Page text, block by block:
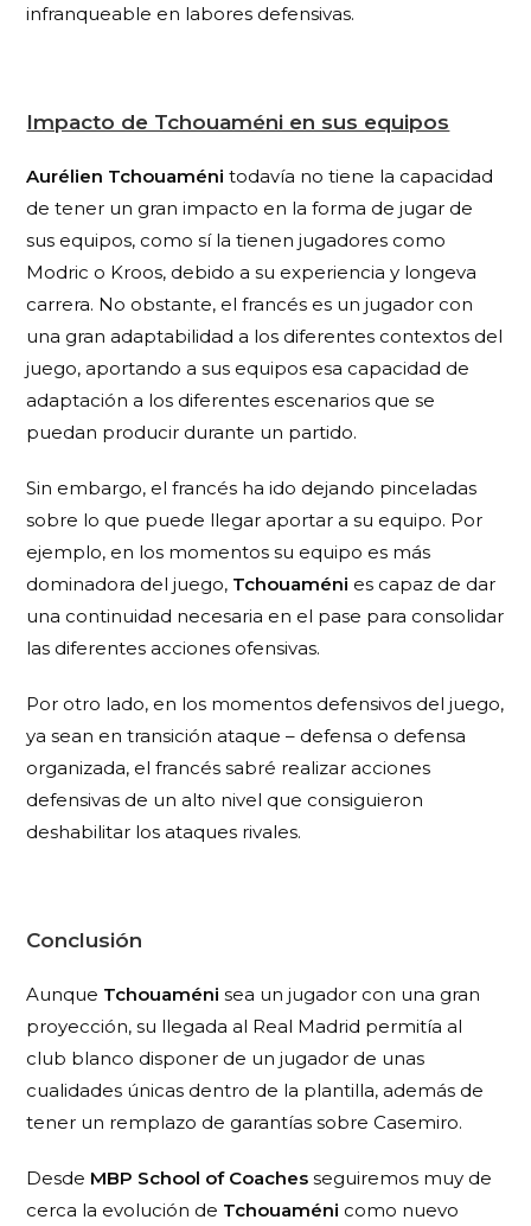
infranqueable en labores defensivas.
Impacto de Tchouaméni en sus equipos
Aurélien Tchouaméni todavía no tiene la capacidad
de tener un gran impacto en la forma de jugar de
sus equipos, como sí la tienen jugadores como
Modric o Kroos, debido a su experiencia y longeva
carrera. No obstante, el francés es un jugador con
una gran adaptabilidad a los diferentes contextos del
juego, aportando a sus equipos esa capacidad de
adaptación a los diferentes escenarios que se
puedan producir durante un partido.
Sin embargo, el francés ha ido dejando pinceladas
sobre lo que puede llegar aportar a su equipo. Por
ejemplo, en los momentos su equipo es más
dominadora del juego, Tchouaméni es capaz de dar
una continuidad necesaria en el pase para consolidar
las diferentes acciones ofensivas.
Por otro lado, en los momentos defensivos del juego,
ya sean en transición ataque – defensa o defensa
organizada, el francés sabré realizar acciones
defensivas de un alto nivel que consiguieron
deshabilitar los ataques rivales.
Conclusión
Aunque Tchouaméni sea un jugador con una gran
proyección, su llegada al Real Madrid permitía al
club blanco disponer de un jugador de unas
cualidades únicas dentro de la plantilla, además de
tener un remplazo de garantías sobre Casemiro.
Desde MBP School of Coaches seguiremos muy de
cerca la evolución de Tchouaméni como nuevo